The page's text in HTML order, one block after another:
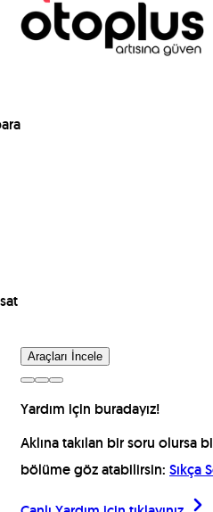
Araçları İncele
Yardım için buradayız!
Aklına takılan bir soru olursa
bölüme göz atabilirsin: Sıkça